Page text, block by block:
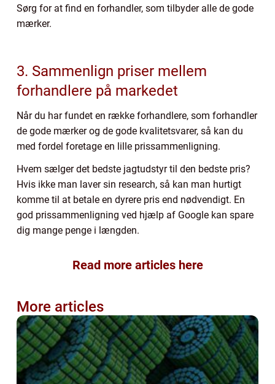
Sørg for at find en forhandler, som tilbyder alle de gode
mærker.
3. Sammenlign priser mellem
forhandlere på markedet
Når du har fundet en række forhandlere, som forhandler
de gode mærker og de gode kvalitetsvarer, så kan du
med fordel foretage en lille prissammenligning.
Hvem sælger det bedste jagtudstyr til den bedste pris?
Hvis ikke man laver sin research, så kan man hurtigt
komme til at betale en dyrere pris end nødvendigt. En
god prissammenligning ved hjælp af Google kan spare
dig mange penge i længden.
Read more articles here
More articles